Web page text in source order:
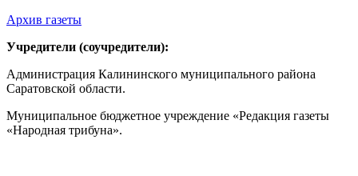
Архив газеты
Учредители (соучредители):
Администрация Калининского муниципального района
Саратовской области.
Муниципальное бюджетное учреждение «Редакция газеты
«Народная трибуна».